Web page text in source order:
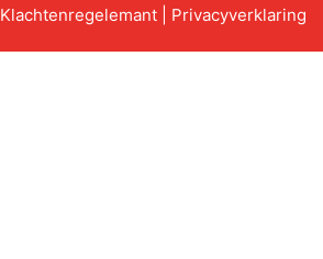
Klachtenregelemant Privacyverklaring